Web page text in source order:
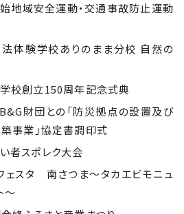
域安全運動・交通事故防止運動
体験学校ありのまま分校 自然の
校創立150周年記念式典
財団との「防災拠点の設置及び
事業」協定書調印式
スポレク大会
スタ 南さつま～タカエビモニュ
～